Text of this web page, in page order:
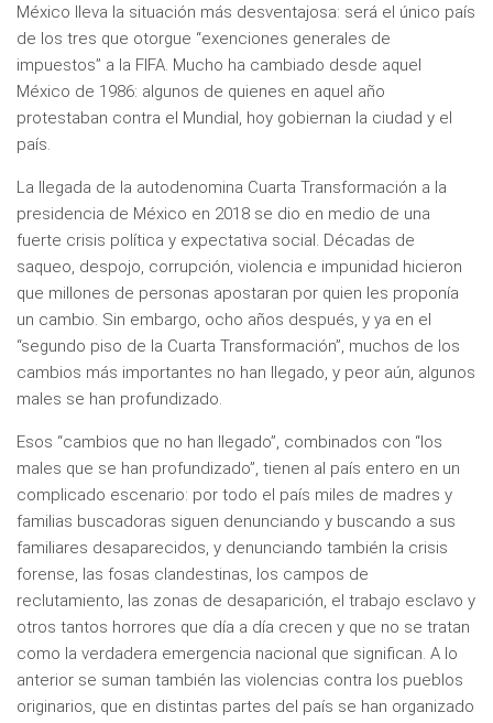
México lleva la situación más desventajosa: será el único país
de los tres que otorgue “exenciones generales de
impuestos” a la FIFA. Mucho ha cambiado desde aquel
México de 1986: algunos de quienes en aquel año
protestaban contra el Mundial, hoy gobiernan la ciudad y el
país.
La llegada de la autodenomina Cuarta Transformación a la
presidencia de México en 2018 se dio en medio de una
fuerte crisis política y expectativa social. Décadas de
saqueo, despojo, corrupción, violencia e impunidad hicieron
que millones de personas apostaran por quien les proponía
un cambio. Sin embargo, ocho años después, y ya en el
“segundo piso de la Cuarta Transformación”, muchos de los
cambios más importantes no han llegado, y peor aún, algunos
males se han profundizado.
Esos “cambios que no han llegado”, combinados con “los
males que se han profundizado”, tienen al país entero en un
complicado escenario: por todo el país miles de madres y
familias buscadoras siguen denunciando y buscando a sus
familiares desaparecidos, y denunciando también la crisis
forense, las fosas clandestinas, los campos de
reclutamiento, las zonas de desaparición, el trabajo esclavo y
otros tantos horrores que día a día crecen y que no se tratan
como la verdadera emergencia nacional que significan. A lo
anterior se suman también las violencias contra los pueblos
originarios, que en distintas partes del país se han organizado